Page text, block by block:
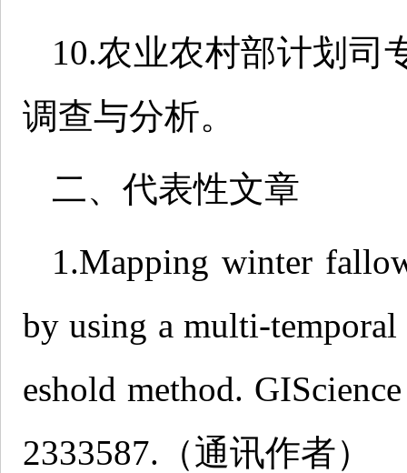
10.农业农村部计划司
调查与分析。
二、代表性文章
1.Mapping winter
by using a multi-
eshold method.
2333587.（通讯作者）